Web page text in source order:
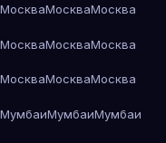
МоскваМоскваМосква
МоскваМоскваМосква
МоскваМоскваМосква
МумбаиМумбаиМумбаи